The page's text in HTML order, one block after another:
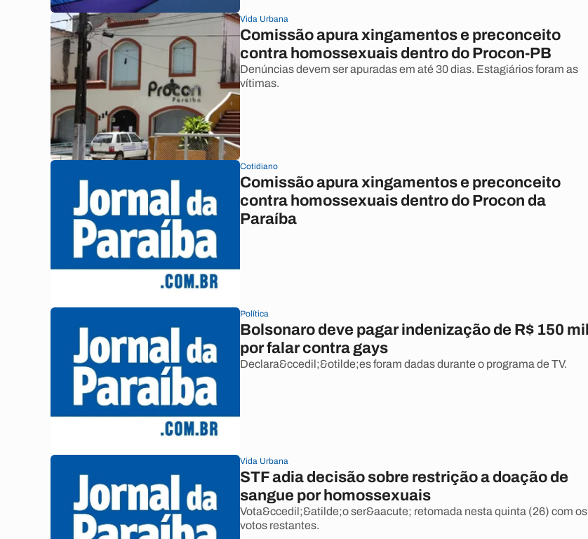
Vida Urbana
Comissão apura xingamentos e preconceito
contra homossexuais dentro do Procon-PB
Denúncias devem ser apuradas em até 30 dias. Estagiários foram as
vítimas.
Cotidiano
Comissão apura xingamentos e preconceito
contra homossexuais dentro do Procon da
Paraíba
Política
Bolsonaro deve pagar indenização de R$ 150 mil
por falar contra gays
Declara&ccedil;&otilde;es foram dadas durante o programa de TV.
Vida Urbana
STF adia decisão sobre restrição a doação de
sangue por homossexuais
Vota&ccedil;&atilde;o ser&aacute; retomada nesta quinta (26) com os
votos restantes.